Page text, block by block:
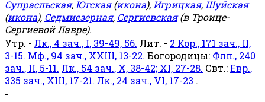
Супрасльская, Югская(икона), Игрицкая, Шуйская
(икона), Седмиезерная, Сергиевская(в Троице-
Сергиевой Лавре).
Утр. - Лк., 4 зач., I, 39-49, 56. Лит. - 2 Кор., 171 зач., II,
3-15. Мф., 94 зач., XXIII, 13-22. Богородицы: Флп., 240
зач., II, 5-11. Лк., 54 зач., X, 38-42; XI, 27-28. Свт.:Евр.,
335 зач., XIII, 17-21. Лк., 24 зач., VI, 17-23 .
-